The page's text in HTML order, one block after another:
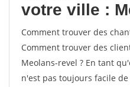
votre ville :
Comment trouver des
Comment trouver des
Meolans-revel ? En tant
n'est pas toujours facile